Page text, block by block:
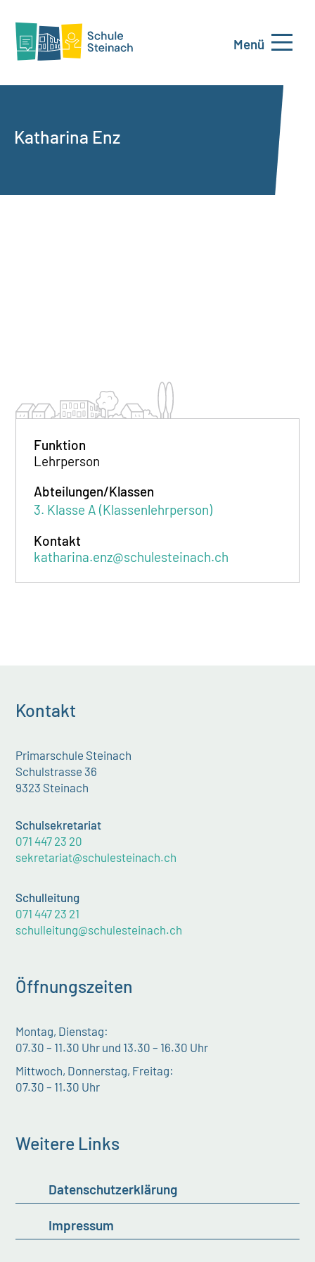
Menü
Katharina Enz
Funktion
Lehrperson
Abteilungen/Klassen
3. Klasse A (Klassenlehrperson)
Kontakt
katharina.enz@schulesteinach.ch
Kontakt
Primarschule Steinach
Schulstrasse 36
9323 Steinach
Schulsekretariat
071 447 23 20
sekretariat@schulesteinach.ch
Schulleitung
071 447 23 21
schulleitung@schulesteinach.ch
Öffnungszeiten
Montag, Dienstag:
07.30 – 11.30 Uhr und 13.30 – 16.30 Uhr
Mittwoch, Donnerstag, Freitag:
07.30 – 11.30 Uhr
Weitere Links
Datenschutzerklärung
Impressum